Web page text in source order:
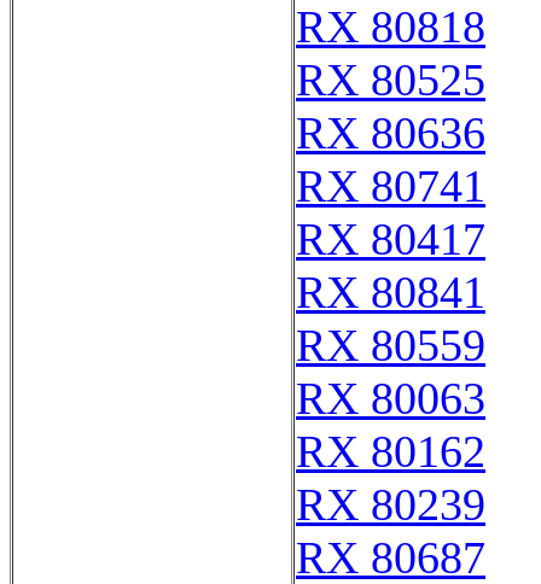
RX 80818
RX 80525
RX 80636
RX 80741
RX 80417
RX 80841
RX 80559
RX 80063
RX 80162
RX 80239
RX 80687